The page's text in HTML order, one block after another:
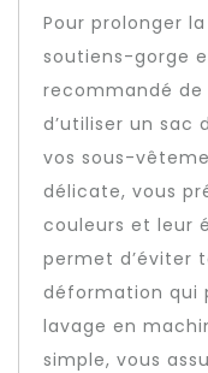
Pour prolonger
soutiens-gorge
recommandé de
d’utiliser un sac
vos sous-
délicate, vous
couleurs et leur
permet d’éviter
déformation qui
lavage en
simple, vous